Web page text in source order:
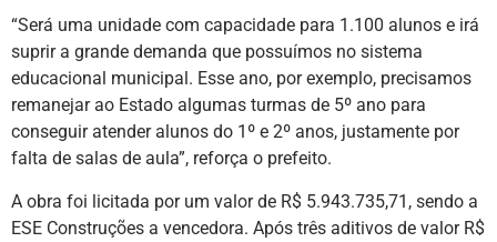
“Será uma unidade com capacidade para 1.100 alunos e irá
suprir a grande demanda que possuímos no sistema
educacional municipal. Esse ano, por exemplo, precisamos
remanejar ao Estado algumas turmas de 5º ano para
conseguir atender alunos do 1º e 2º anos, justamente por
falta de salas de aula”, reforça o prefeito.
A obra foi licitada por um valor de R$ 5.943.735,71, sendo a
ESE Construções a vencedora. Após três aditivos de valor R$